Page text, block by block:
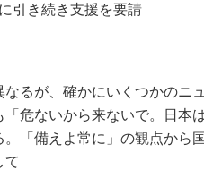
引き続き支援を要請
るが、確かにいくつかのニ
危ないから来ないで。日本
「備えよ常に」の観点から
て